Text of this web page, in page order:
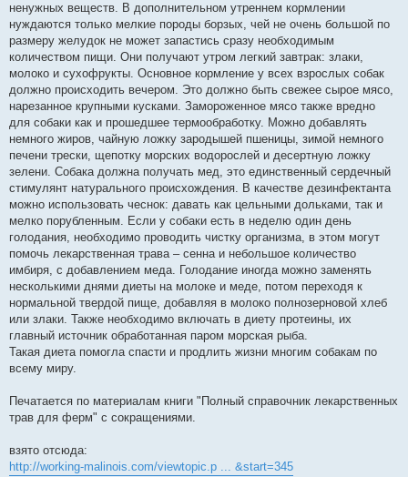
ненужных веществ. В дополнительном утреннем кормлении
нуждаются только мелкие породы борзых, чей не очень большой по
размеру желудок не может запастись сразу необходимым
количеством пищи. Они получают утром легкий завтрак: злаки,
молоко и сухофрукты. Основное кормление у всех взрослых собак
должно происходить вечером. Это должно быть свежее сырое мясо,
нарезанное крупными кусками. Замороженное мясо также вредно
для собаки как и прошедшее термообработку. Можно добавлять
немного жиров, чайную ложку зародышей пшеницы, зимой немного
печени трески, щепотку морских водорослей и десертную ложку
зелени. Собака должна получать мед, это единственный сердечный
стимулянт натурального происхождения. В качестве дезинфектанта
можно использовать чеснок: давать как цельными дольками, так и
мелко порубленным. Если у собаки есть в неделю один день
голодания, необходимо проводить чистку организма, в этом могут
помочь лекарственная трава – сенна и небольшое количество
имбиря, с добавлением меда. Голодание иногда можно заменять
несколькими днями диеты на молоке и меде, потом переходя к
нормальной твердой пище, добавляя в молоко полнозерновой хлеб
или злаки. Также необходимо включать в диету протеины, их
главный источник обработанная паром морская рыба.
Такая диета помогла спасти и продлить жизни многим собакам по
всему миру.
Печатается по материалам книги "Полный справочник лекарственных
трав для ферм" с сокращениями.
взято отсюда:
http://working-malinois.com/viewtopic.p ... &start=345